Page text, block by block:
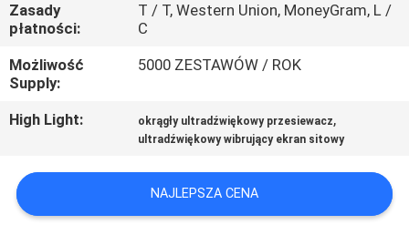
SKONTAKTUJ
SIĘ
Z
NAMI
POPROSIĆ
O
Zasady
płatności:
T / T, Western Union, MoneyGram, L /
C
Możliwość
Supply:
5000 ZESTAWÓW / ROK
High Light: okrągły ultradźwiękowy przesiewacz,
ultradźwiękowy wibrujący ekran sitowy
NAJLEPSZA CENA